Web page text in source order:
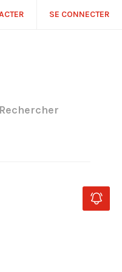
SE CONNECTER